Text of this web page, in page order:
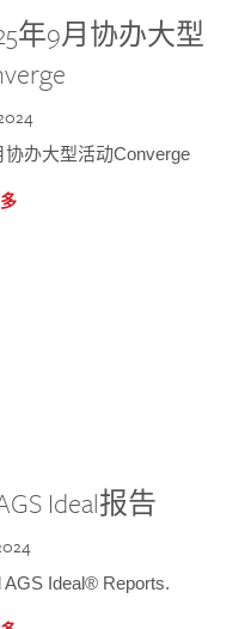
年9月协办大型
办大型活动Converge
Ideal报告
AGS Ideal® Reports.